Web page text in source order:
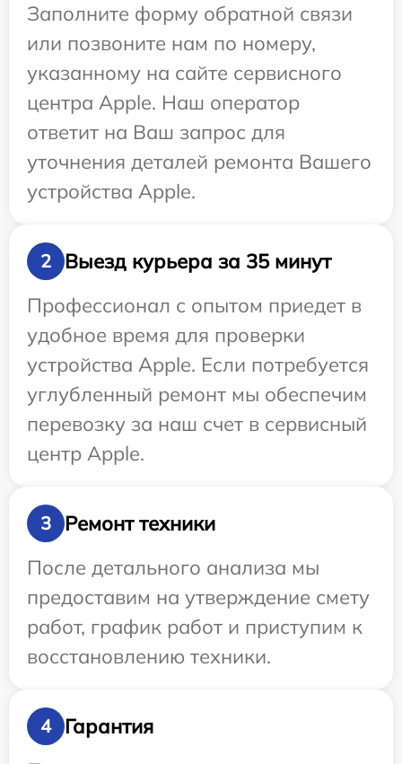
Заполните форму обратной связи
или позвоните нам по номеру,
указанному на сайте сервисного
центра Apple. Наш оператор
ответит на Ваш запрос для
уточнения деталей ремонта Вашего
устройства Apple.
2
Выезд курьера за 35 минут
Профессионал с опытом приедет в
удобное время для проверки
устройства Apple. Если потребуется
углубленный ремонт мы обеспечим
перевозку за наш счет в сервисный
центр Apple.
3
Ремонт техники
После детального анализа мы
предоставим на утверждение смету
работ, график работ и приступим к
восстановлению техники.
4
Гарантия